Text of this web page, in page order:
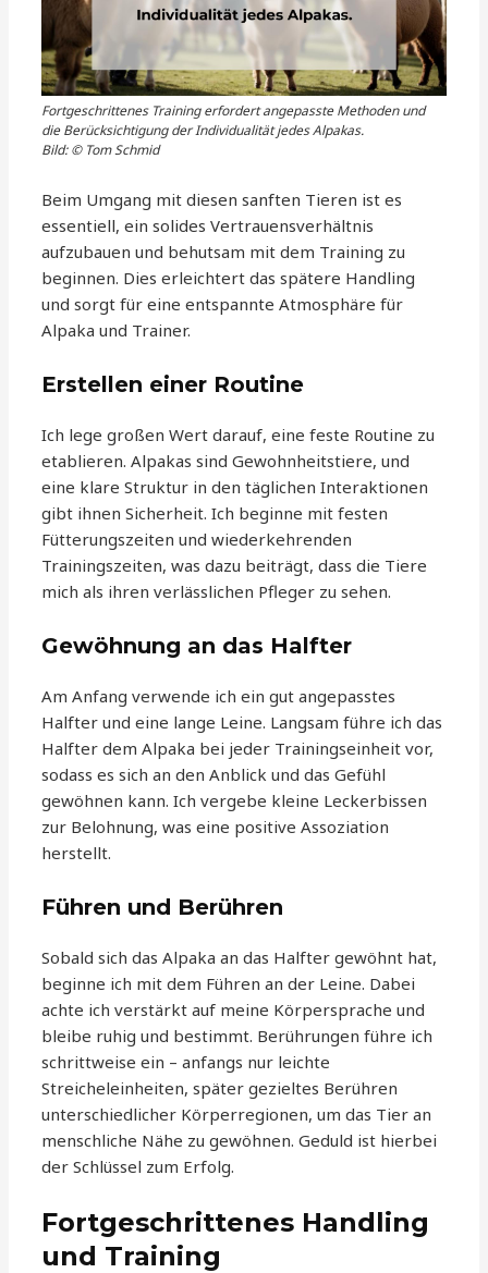
Fortgeschrittenes Training erfordert angepasste Methoden und
die Berücksichtigung der Individualität jedes Alpakas.
Bild: © Tom Schmid
Beim Umgang mit diesen sanften Tieren ist es
essentiell, ein solides Vertrauensverhältnis
aufzubauen und behutsam mit dem Training zu
beginnen. Dies erleichtert das spätere Handling
und sorgt für eine entspannte Atmosphäre für
Alpaka und Trainer.
Erstellen einer Routine
Ich lege großen Wert darauf, eine feste Routine zu
etablieren. Alpakas sind Gewohnheitstiere, und
eine klare Struktur in den täglichen Interaktionen
gibt ihnen Sicherheit. Ich beginne mit festen
Fütterungszeiten und wiederkehrenden
Trainingszeiten, was dazu beiträgt, dass die Tiere
mich als ihren verlässlichen Pfleger zu sehen.
Gewöhnung an das Halfter
Am Anfang verwende ich ein gut angepasstes
Halfter und eine lange Leine. Langsam führe ich das
Halfter dem Alpaka bei jeder Trainingseinheit vor,
sodass es sich an den Anblick und das Gefühl
gewöhnen kann. Ich vergebe kleine Leckerbissen
zur Belohnung, was eine positive Assoziation
herstellt.
Führen und Berühren
Sobald sich das Alpaka an das Halfter gewöhnt hat,
beginne ich mit dem Führen an der Leine. Dabei
achte ich verstärkt auf meine Körpersprache und
bleibe ruhig und bestimmt. Berührungen führe ich
schrittweise ein – anfangs nur leichte
Streicheleinheiten, später gezieltes Berühren
unterschiedlicher Körperregionen, um das Tier an
menschliche Nähe zu gewöhnen. Geduld ist hierbei
der Schlüssel zum Erfolg.
Fortgeschrittenes Handling
und Training